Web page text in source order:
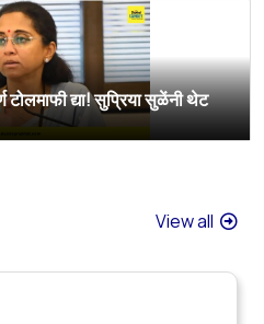
द्या! सुप्रिया सुळेंनी थेट
View all